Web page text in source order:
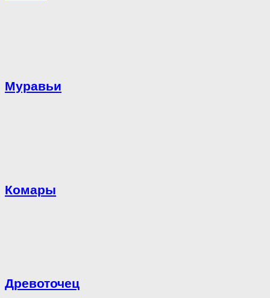
Муравьи
Комары
Древоточец